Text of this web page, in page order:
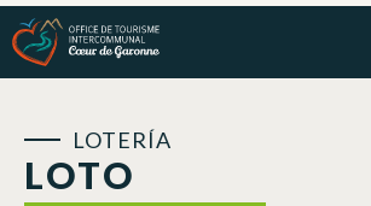
LOTO
LOTERÍA
Panel de gestión de cookies